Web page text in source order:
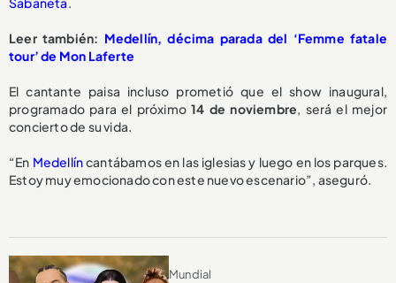
Leer también: Medellín, décima parada del ‘Femme fatale
tour’ de Mon Laferte
El cantante paisa incluso prometió que el show inaugural,
programado para el próximo14 de noviembre, será el mejor
concierto de su vida.
“En Medellíncantábamos en las iglesias y luego en los parques.
Estoy muy emocionado con este nuevo escenario”, aseguró.
Mundial